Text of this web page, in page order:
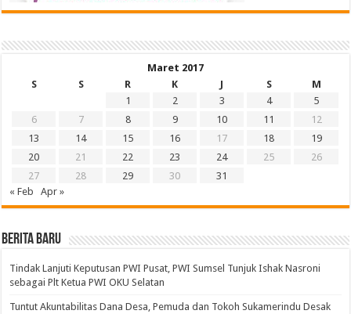
Maret 2017
S
S R K J S
M
1
2 3 4
5
6
7 8 9 10 11
12
13
14 15 16 17 18
19
20
21 22 23 24 25
26
27
28 29 30
31
« Feb
Apr »
BERITA BARU
Tindak Lanjuti Keputusan PWI Pusat, PWI Sumsel Tunjuk Ishak Nasroni
sebagai Plt Ketua PWI OKU Selatan
Tuntut Akuntabilitas Dana Desa, Pemuda dan Tokoh Sukamerindu Desak